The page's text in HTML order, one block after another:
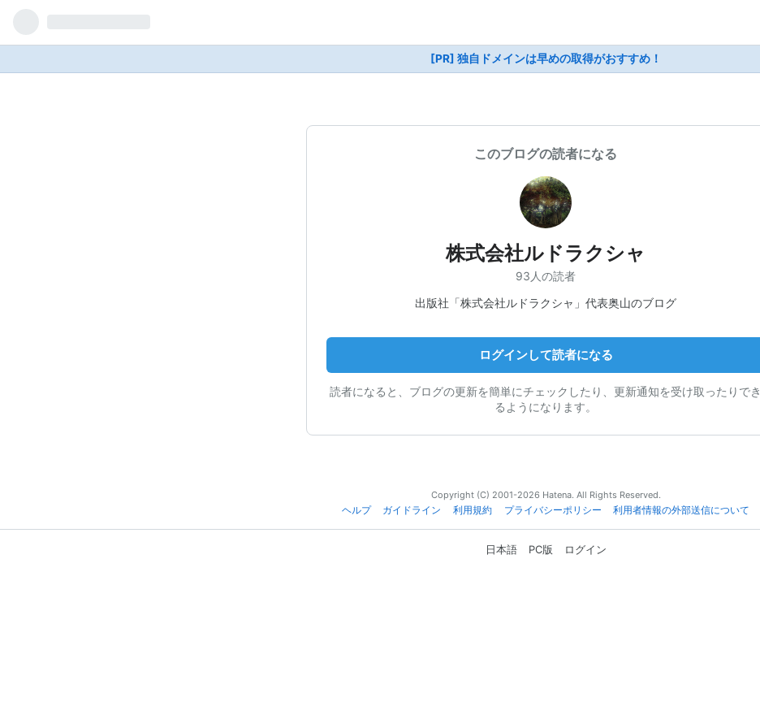
[PR] 独自ドメインは早めの取得がおすすめ！
このブログの読者になる
株式会社ルドラクシャ
93人の読者
出版社「株式会社ルドラクシャ」代表奥山のブログ
ログインして読者になる
読者になると、ブログの更新を簡単にチェックしたり、更新通知を受け取ったりでき
るようになります。
Copyright (C) 2001-2026 Hatena. All Rights Reserved.
ヘルプ
ガイドライン 利用規約 プライバシーポリシー 利用者情報の外部送信について
日本語 PC版 ログイン